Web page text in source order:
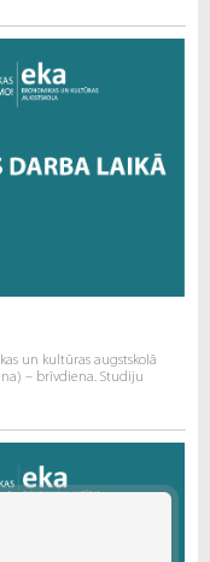
un kultūras augstskolā
– brīvdiena. Studiju